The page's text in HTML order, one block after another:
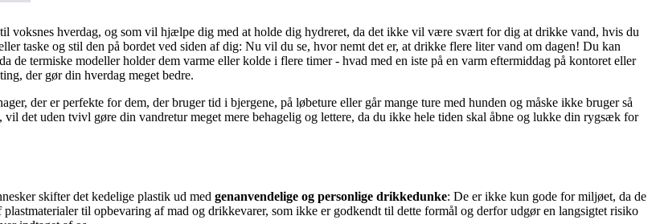
voksnes hverdag, og som vil hjælpe dig med at holde dig hydreret, da det ikke vil være svært for dig at drikke vand, hvis du
taske og stil den på bordet ved siden af dig: Nu vil du se, hvor nemt det er, at drikke flere liter vand om dagen! Du kan
de termiske modeller holder dem varme eller kolde i flere timer - hvad med en iste på en varm eftermiddag på kontoret eller
der gør din hverdag meget bedre.
der er perfekte for dem, der bruger tid i bjergene, på løbeture eller går mange ture med hunden og måske ikke bruger så
det uden tvivl gøre din vandretur meget mere behagelig og lettere, da du ikke hele tiden skal åbne og lukke din rygsæk for
skifter det kedelige plastik ud med genanvendelige og personlige drikkedunke: De er ikke kun gode for miljøet, da de
til opbevaring af mad og drikkevarer, som ikke er godkendt til dette formål og derfor udgør en langsigtet risiko